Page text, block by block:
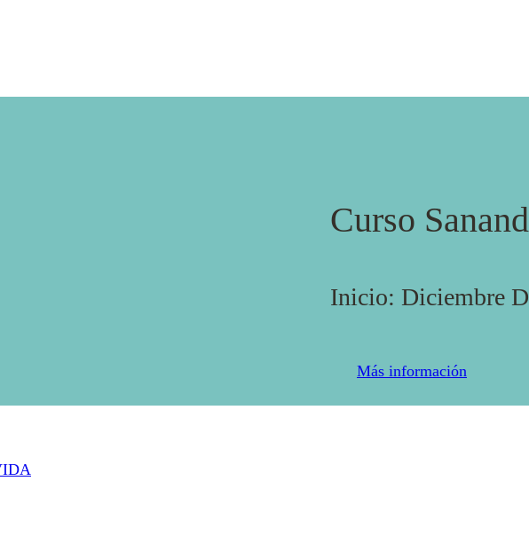
Curso
Inicio: Diciembre
Más información